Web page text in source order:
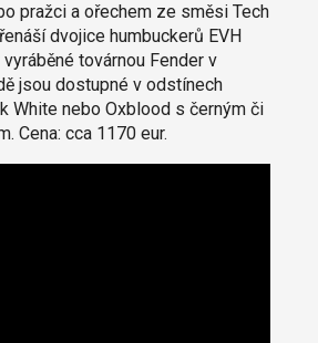
pražci a ořechem ze směsi Tech
dvojice humbuckerů EVH
továrnou Fender v
jsou dostupné v odstínech
White nebo Oxblood s černým či
Cena: cca 1170 eur.